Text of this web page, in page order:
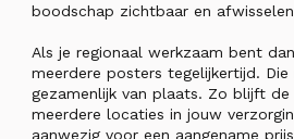
boodschap zichtbaar en
Als je regionaal werkzaam bent
meerdere posters tegelijkertijd. Die
gezamenlijk van plaats. Zo blijft
meerdere locaties in jouw
aanwezig voor een aangename